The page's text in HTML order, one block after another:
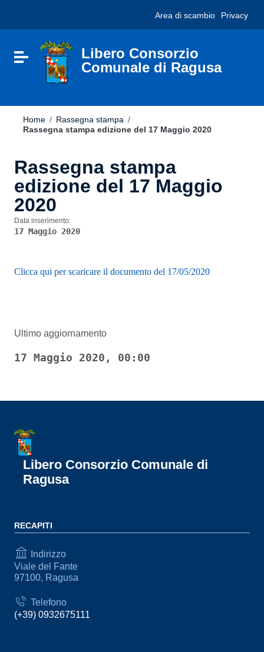
sito
include
Vai al footer
Area di scambio Privacy
Attiva / disattiva la navigazione
Libero Consorzio
Comunale di Ragusa
Home / Rassegna stampa /
Rassegna stampa edizione del 17 Maggio 2020
Rassegna stampa
edizione del 17 Maggio
2020
Data inserimento:
17 Maggio 2020
Clicca qui per scaricare il documento del 17/05/2020
Ultimo aggiornamento
17 Maggio 2020, 00:00
Libero Consorzio Comunale di
Ragusa
RECAPITI
Indirizzo
Viale del Fante
97100, Ragusa
Telefono
(+39) 0932675111